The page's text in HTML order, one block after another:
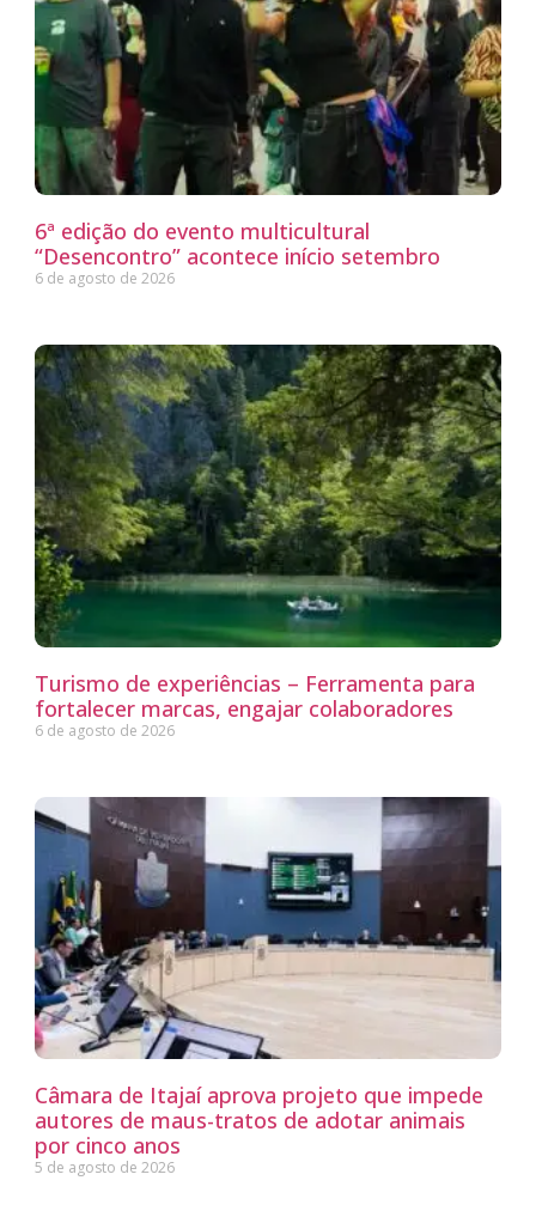
6ª edição do evento multicultural
“Desencontro” acontece início setembro
6 de agosto de 2026
Turismo de experiências – Ferramenta para
fortalecer marcas, engajar colaboradores
6 de agosto de 2026
Câmara de Itajaí aprova projeto que impede
autores de maus-tratos de adotar animais
por cinco anos
5 de agosto de 2026